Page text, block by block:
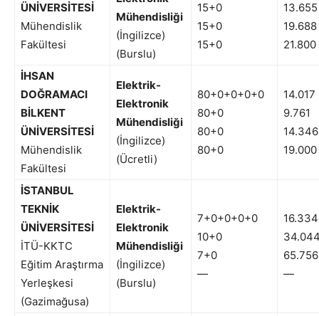
ÜNİVERSİTESİ
Mühendislik
Fakültesi
Mühendisliği
(İngilizce)
(Burslu)
15+0
15+0
15+0
13.655
19.688
21.800
İHSAN
DOĞRAMACI
BİLKENT
ÜNİVERSİTESİ
Mühendislik
Fakültesi
Elektrik-
Elektronik
Mühendisliği
(İngilizce)
(Ücretli)
80+0+0+0+0
80+0
80+0
80+0
14.017
9.761
14.346
19.000
İSTANBUL
TEKNİK
ÜNİVERSİTESİ
İTÜ-KKTC
Eğitim Araştırma
Yerleşkesi
(Gazimağusa)
Elektrik-
Elektronik
Mühendisliği
(İngilizce)
(Burslu)
7+0+0+0+0
10+0
7+0
—
16.334
65.756
—